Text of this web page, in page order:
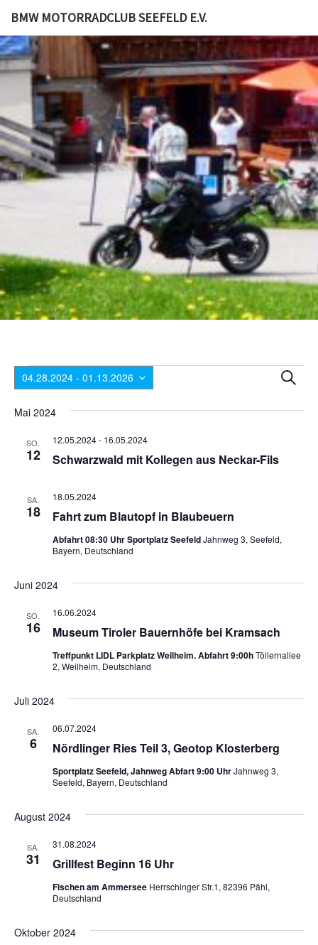
BMW MOTORRADCLUB SEEFELD E.V.
Veranstaltungen Suche
04.28.2024 - 01.13.2026
wählen.
Mai 2024
SO.
12 Schwarzwald mit Kollegen aus Neckar-Fils
12.05.2024- 16.05.2024
SA.
18 Fahrt zum Blautopf in Blaubeuern
18.05.2024
Abfahrt 08:30 Uhr Sportplatz SeefeldJahnweg 3, Seefeld,
Bayern, Deutschland
Juni 2024
SO.
16 Museum Tiroler Bauernhöfe bei Kramsach
16.06.2024
Treffpunkt LIDL Parkplatz Weilheim. Abfahrt 9:00hTöllernallee
2, Weilheim, Deutschland
Juli 2024
SA.
6 Nördlinger Ries Teil 3, Geotop Klosterberg
06.07.2024
Sportplatz Seefeld, Jahnweg Abfart 9:00 UhrJahnweg 3,
Seefeld, Bayern, Deutschland
August 2024
SA.
31 Grillfest Beginn 16 Uhr
31.08.2024
Fischen am Ammersee Herrschinger Str.1, 82396 Pähl,
Deutschland
Oktober 2024